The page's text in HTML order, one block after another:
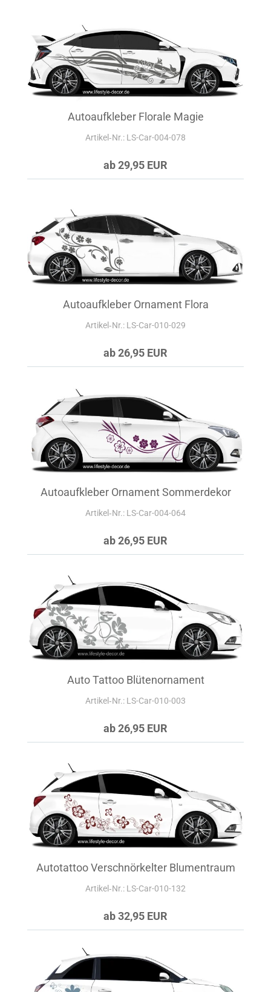
Autoaufkleber Florale Magie
Artikel‑Nr.: LS-Car-004-078
ab 29,95 EUR
Autoaufkleber Ornament Flora
Artikel‑Nr.: LS-Car-010-029
ab 26,95 EUR
Autoaufkleber Ornament Sommerdekor
Artikel‑Nr.: LS-Car-004-064
ab 26,95 EUR
Auto Tattoo Blütenornament
Artikel‑Nr.: LS-Car-010-003
ab 26,95 EUR
Autotattoo Verschnörkelter Blumentraum
Artikel‑Nr.: LS-Car-010-132
ab 32,95 EUR